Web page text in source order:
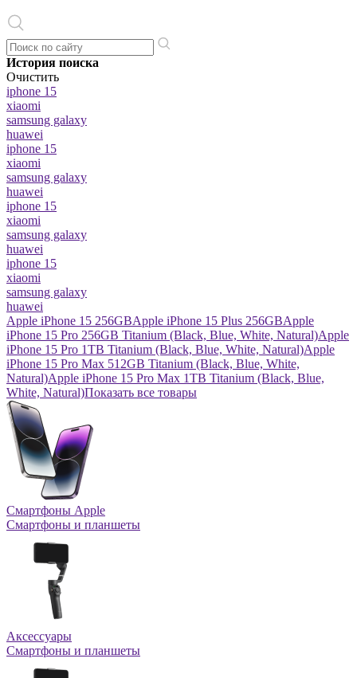
История поиска
Очистить
iphone 15
xiaomi
samsung galaxy
huawei
iphone 15
xiaomi
samsung galaxy
huawei
iphone 15
xiaomi
samsung galaxy
huawei
iphone 15
xiaomi
samsung galaxy
huawei
Apple iPhone 15 256GBApple iPhone 15 Plus 256GBApple
iPhone 15 Pro 256GB Titanium (Black, Blue, White, Natural)Apple
iPhone 15 Pro 1TB Titanium (Black, Blue, White, Natural)Apple
iPhone 15 Pro Max 512GB Titanium (Black, Blue, White,
Natural)Apple iPhone 15 Pro Max 1TB Titanium (Black, Blue,
White, Natural)Показать все товары
Смартфоны Apple
Смартфоны и планшеты
Аксессуары
Смартфоны и планшеты